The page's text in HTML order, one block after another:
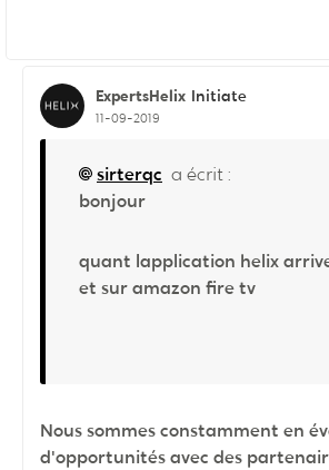
ExpertsHelix Initiate
11-09-2019
sirterqc a écrit :
bonjour
quant lapplication helix
et sur amazon fire tv
Nous sommes constamment en
d'opportunités avec des